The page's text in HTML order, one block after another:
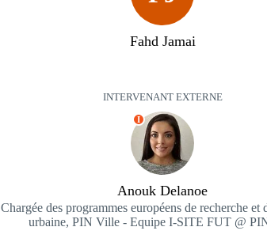
Fahd Jamai
INTERVENANT EXTERNE
I
Anouk Delanoe
Chargée des programmes européens de recherche et
urbaine, PIN Ville - Equipe I-SITE FUT @